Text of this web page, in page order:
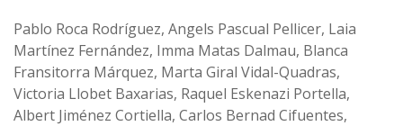
Pablo Roca Rodríguez, Angels Pascual Pellicer, Laia
Martínez Fernández, Imma Matas Dalmau, Blanca
Fransitorra Márquez, Marta Giral Vidal-Quadras,
Victoria Llobet Baxarias, Raquel Eskenazi Portella,
Albert Jiménez Cortiella, Carlos Bernad Cifuentes,